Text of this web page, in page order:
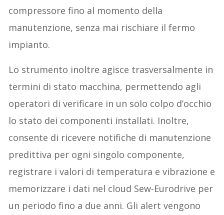
compressore fino al momento della
manutenzione, senza mai rischiare il fermo
impianto.
Lo strumento inoltre agisce trasversalmente in
termini di stato macchina, permettendo agli
operatori di verificare in un solo colpo d’occhio
lo stato dei componenti installati. Inoltre,
consente di ricevere notifiche di manutenzione
predittiva per ogni singolo componente,
registrare i valori di temperatura e vibrazione e
memorizzare i dati nel cloud Sew-Eurodrive per
un periodo fino a due anni. Gli alert vengono